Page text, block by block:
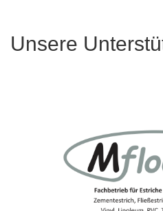
Unsere